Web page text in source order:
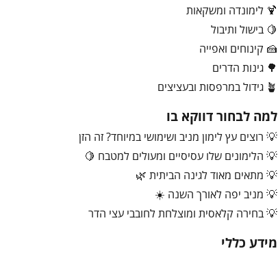
🍹 לימונדה ומשקאות
🍋 בישול ותיבול
🍰 קינוחים ואפייה
🌳 גינות הדרים
🪴 גידול במרפסות ובעציצים
למה לבחור דווקא בו
💡 רוצים עץ לימון מניב ושימושי במיוחד? זה הזן
💡 הלימונים שלו עסיסיים ומעולים למטבח 🍋
💡 מתאים מאוד לגינה הביתית 🌿
💡 מניב יפה לאורך השנה ☀️
💡 בחירה קלאסית ומוצלחת לחובבי עצי הדר
מידע כללי